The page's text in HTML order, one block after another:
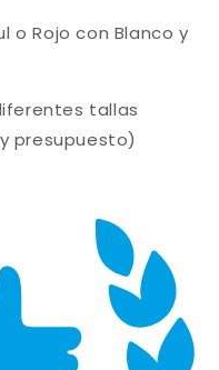
o Rojo con Blanco y
tallas
presupuesto)